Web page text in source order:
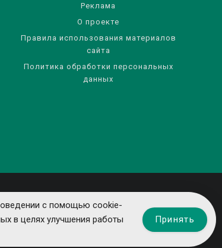
Реклама
О проекте
Правила использования материалов
сайта
Политика обработки персональных
данных
с помощью cookie-
в целях улучшения работы
Принять